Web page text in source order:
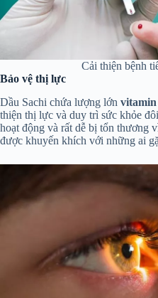
Cải thiện bệnh
Bảo vệ thị lực
Dầu Sachi chứa lượng lớn vitamin
thiện thị lực và duy trì sức khỏe
hoạt động và rất dễ bị tổn thương
được khuyến khích với những ai